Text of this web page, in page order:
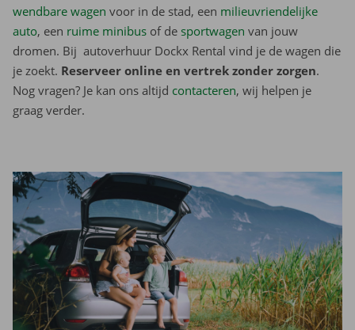
wendbare wagen voor in de stad, een milieuvriendelijke
auto, een ruime minibus of de sportwagen van jouw
dromen. Bij autoverhuur Dockx Rental vind je de wagen die
je zoekt. Reserveer online en vertrek zonder zorgen.
Nog vragen? Je kan ons altijd contacteren, wij helpen je
graag verder.